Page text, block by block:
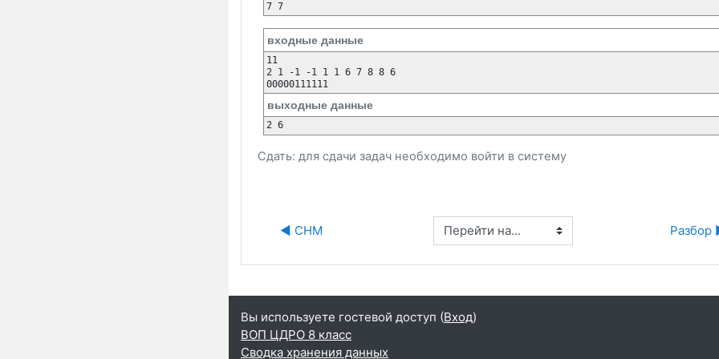
7 7
входные данные
11
2 1 -1 -1 1 1 6 7 8 8 6
00000111111
выходные данные
2 6
Сдать: для сдачи задач необходимо войти в систему
◀︎ СНМ Перейти на... Разбор
Вы используете гостевой доступ (Вход)
ВОП ЦДРО 8 класс
Сводка хранения данных